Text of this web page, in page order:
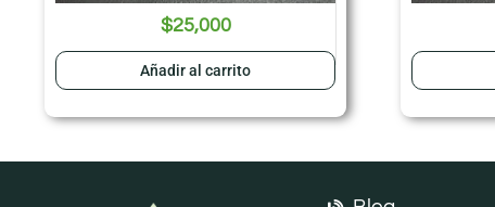
$25,000
Añadir al carrito